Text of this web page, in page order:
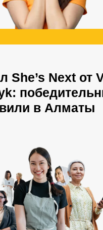
She’s Next от
в Алматы